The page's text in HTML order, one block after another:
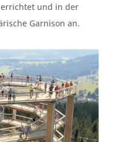
und in der
Garnison an.